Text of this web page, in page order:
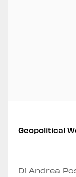
Geopolitical
Di Andrea